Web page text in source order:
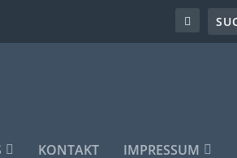
KONTAKT IMPRESSUM